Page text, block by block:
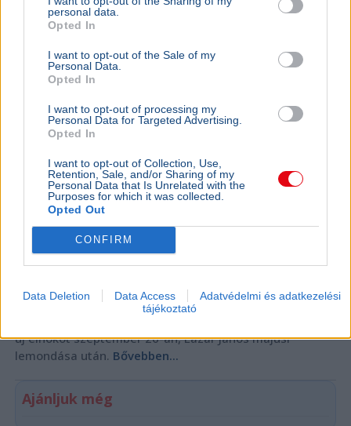
personal data.
Opted In
I want to opt-out of the Sale of my
Personal Data.
Opted In
I want to opt-out of processing my
Personal Data for Targeted Advertising.
Opted In
I want to opt-out of Collection, Use,
Retention, Sale, and/or Sharing of my
Personal Data that Is Unrelated with the
Purposes for which it was collected.
Opted Out
CONFIRM
Data Deletion Data Access
Adatvédelmi és adatkezelési
tájékoztató
Hornok Miklós is esélyes Lázár János
Lázár János
új elnököt szeptember 26-án, Lázár János májusi
lemondása után. Bővebben...
Ajánljuk még